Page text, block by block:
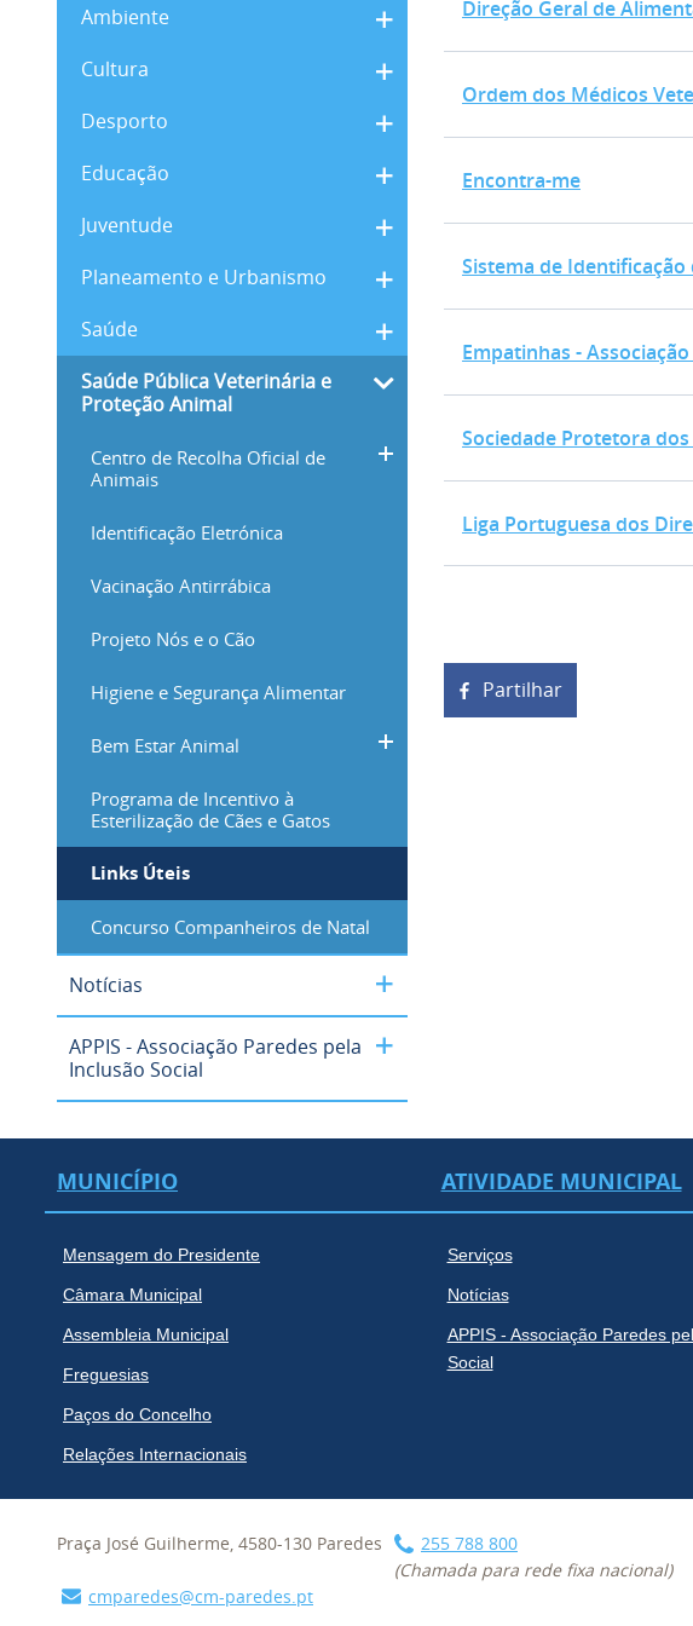
Ambiente
Cultura
Desporto
Educação
Juventude
Planeamento e Urbanismo
Saúde
Saúde Pública Veterinária e
Proteção Animal
Centro de Recolha Oficial de
Animais
Identificação Eletrónica
Vacinação Antirrábica
Projeto Nós e o Cão
Higiene e Segurança Alimentar
Bem Estar Animal
Programa de Incentivo à
Esterilização de Cães e Gatos
Links Úteis
Concurso Companheiros de Natal
Notícias
APPIS - Associação Paredes pela
Inclusão Social
Direção Geral de
Ordem dos Médicos
Encontra-me
Sistema de Identificação
Empatinhas -
Sociedade Protetora
Liga Portuguesa dos
Partilhar
MUNICÍPIO
Mensagem do Presidente
Câmara Municipal
Assembleia Municipal
Freguesias
Paços do Concelho
Relações Internacionais
ATIVIDADE MUNICIPAL
Serviços
Notícias
APPIS - Associação Paredes
Social
Praça José Guilherme, 4580-130 Paredes
255 788 800
(Chamada para rede fixa nacional)
cmparedes@cm-paredes.pt